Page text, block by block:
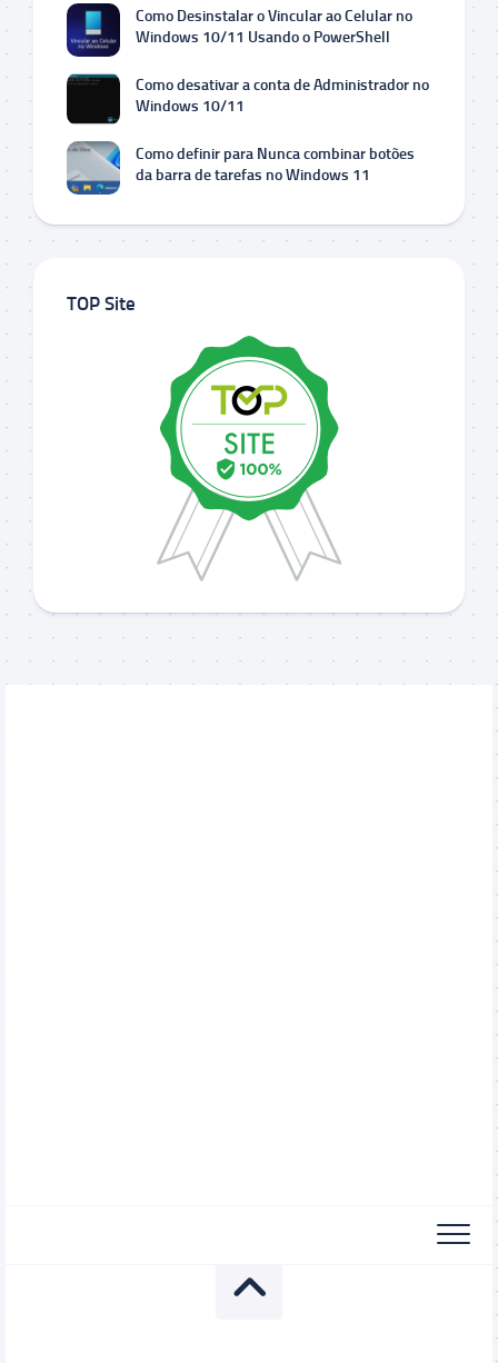
Como Desinstalar o Vincular ao Celular no
Windows 10/11 Usando o PowerShell
Como desativar a conta de Administrador no
Windows 10/11
Como definir para Nunca combinar botões
da barra de tarefas no Windows 11
TOP Site